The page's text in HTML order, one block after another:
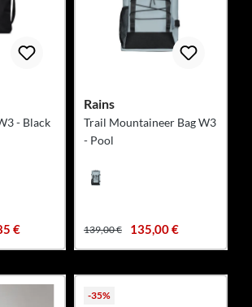
- Black
€
Rains
Trail Mountaineer Bag W3
- Pool
139,00 € 135,00 €
-35%